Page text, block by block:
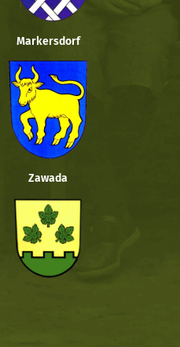
Markersdorf
Zawada